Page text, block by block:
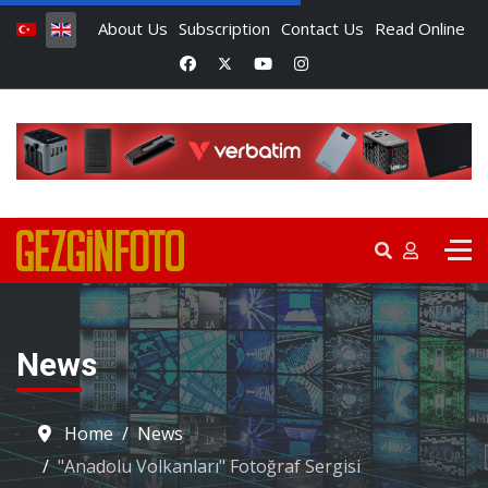
About Us Subscription Contact Us Read Online
News
Home
News
"Anadolu Volkanları" Fotoğraf Sergisi